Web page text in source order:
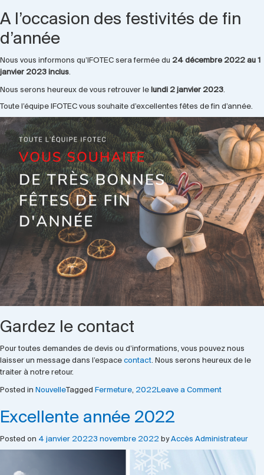
A l’occasion des festivités de fin
d’année
Nous vous informons qu’IFOTEC sera fermée du 24 décembre 2022 au 1
janvier 2023 inclus.
Nous serons heureux de vous retrouver le lundi 2 janvier 2023.
Toute l’équipe IFOTEC vous souhaite d’excellentes fêtes de fin d’année.
Gardez le contact
Pour toutes demandes de devis ou d’informations, vous pouvez nous
laisser un message dans l’espace contact. Nous serons heureux de le
traiter à notre retour.
Posted in NouvelleTagged Fermeture, 2022Leave a Commenton
fin
d’année
Excellente année 2022
Posted on 4 janvier 20223 novembre 2022 byAccès Administrateur